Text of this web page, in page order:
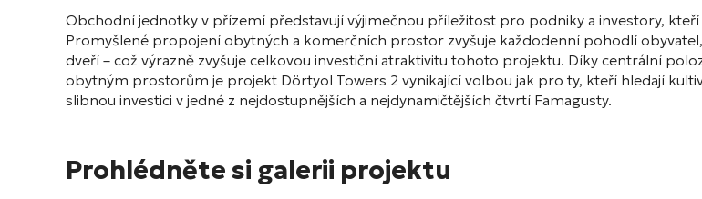
Obchodní jednotky v přízemí představují výjimečnou příležitost pro podniky a investory,
Promyšlené propojení obytných a komerčních prostor zvyšuje každodenní pohodlí
dveří – což výrazně zvyšuje celkovou investiční atraktivitu tohoto projektu. Díky centrální
obytným prostorům je projekt Dörtyol Towers 2 vynikající volbou jak pro ty, kteří hledají
slibnou investici v jedné z nejdostupnějších a nejdynamičtějších čtvrtí Famagusty.
Prohlédněte si galerii projektu